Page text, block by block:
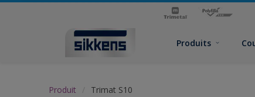
Produits
Produit Trimat S10